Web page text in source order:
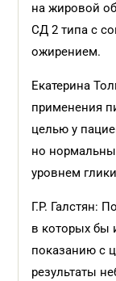
на жировой
СД 2 типа с
ожирением.
Екатерина
применения
целью у
но
уровнем
Г.Р. Галстян:
в которых бы
показанию с
результаты